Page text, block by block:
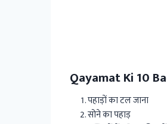
Qayamat Ki 10
पहाड़ों का टल जाना
सोने का पहाड़